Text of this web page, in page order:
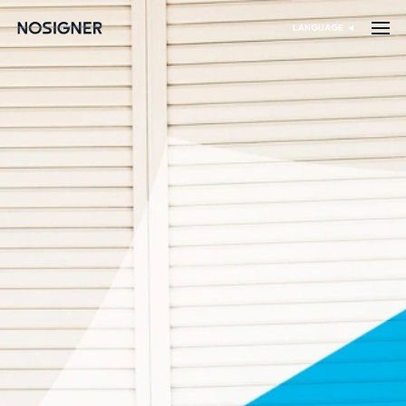
خانه انتخاب زبان
LANGUAGE